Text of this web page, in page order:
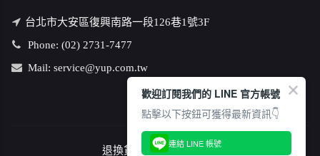
台北市大安區復興南路一段126巷1號3F
Phone: (02) 2731-7477
Mail: service@yup.com.tw
退換貨說明/隱私權政策
歡迎訂閱我們的 LINE 官方帳號
點擊以下按鈕可獲得最新資訊👇
連結 LINE 帳號